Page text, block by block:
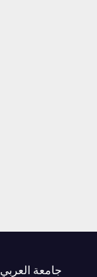
جامعة